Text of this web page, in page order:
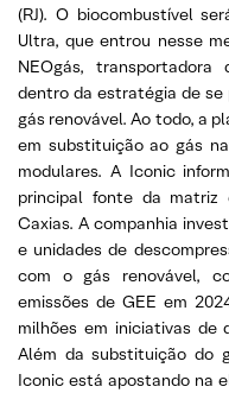
(RJ). O biocombustível
Ultra, que entrou nesse
NEOgás,
dentro da estratégia de se
gás renovável. Ao todo, a
em substituição ao gás
modulares. A Iconic
principal fonte da
Caxias. A companhia
e unidades de
com o gás renovável,
emissões de GEE em
milhões em iniciativas de
Além da substituição do
Iconic está apostando na